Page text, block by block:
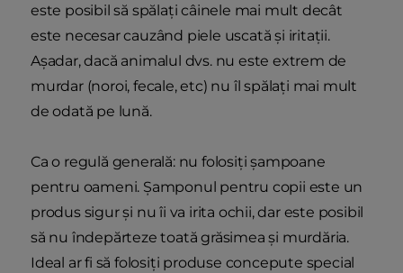
este posibil să spălați câinele mai mult decât
este necesar cauzând piele uscată și iritații.
Așadar, dacă animalul dvs. nu este extrem de
murdar (noroi, fecale, etc) nu îl spălați mai mult
de odată pe lună.
Ca o regulă generală: nu folosiți șampoane
pentru oameni. Șamponul pentru copii este un
produs sigur și nu îi va irita ochii, dar este posibil
să nu îndepărteze toată grăsimea și murdăria.
Ideal ar fi să folosiți produse concepute special